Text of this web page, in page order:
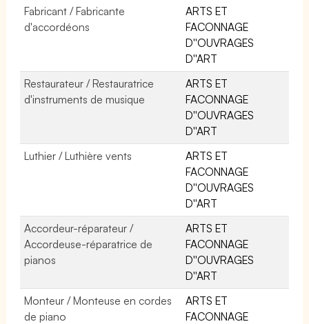
Fabricant / Fabricante
d'accordéons
ARTS ET
FACONNAGE
D''OUVRAGES
D''ART
Restaurateur / Restauratrice
d'instruments de musique
ARTS ET
FACONNAGE
D''OUVRAGES
D''ART
Luthier / Luthière vents
ARTS ET
FACONNAGE
D''OUVRAGES
D''ART
Accordeur-réparateur /
Accordeuse-réparatrice de
pianos
ARTS ET
FACONNAGE
D''OUVRAGES
D''ART
Monteur / Monteuse en cordes
de piano
ARTS ET
FACONNAGE